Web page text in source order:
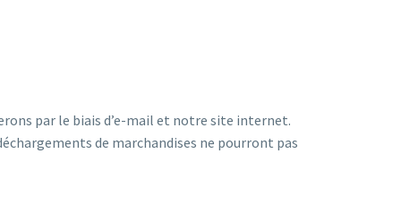
par le biais d’e-mail et notre site internet.
de marchandises ne pourront pas